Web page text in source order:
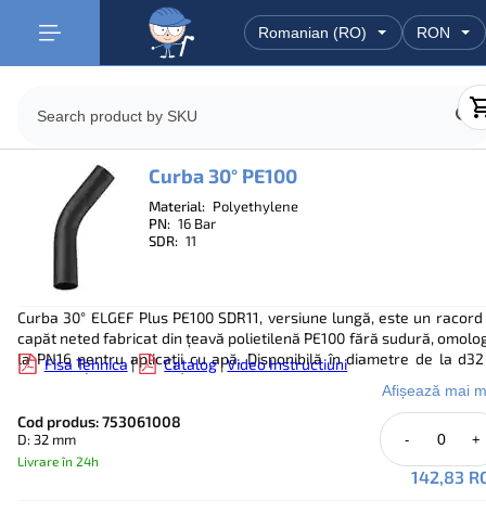
Curba 30° PE100
Material: Polyethylene
PN: 16 Bar
SDR: 11
Curba 30° ELGEF Plus PE100 SDR11, versiune lungă, este un
capăt neted fabricat din țeavă polietilenă PE100 fără sudură,
la PN16 pentru aplicații cu apă. Disponibilă în diametre de la
d900mm (DN25–DN900), cu grosimi de perete între 2,9mm și
această curbă oferă un rază de curbură constantă de 1,5×d,
caracteristici optime de curgere și pierderi de presiune
Compatibilă cu tehnicile de sudare prin electrofuziune (EF) și
cap (BF), se integrează complet în sistemele de conducte
Construcția din țeavă fără sudură garantează integritatea
Fisa Tehnica| Catalog|Video Instructiuni
Afișează mai
Cod produs: 753061008
D: 32 mm
Livrare în 24h
- +
142,83